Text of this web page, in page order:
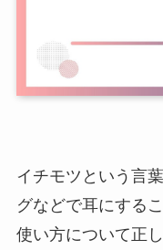
イチモツという言
グなどで耳にする
使い方について正